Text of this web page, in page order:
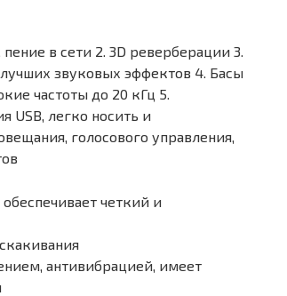
в сети 2. 3D реверберации 3.
звуковых эффектов 4. Басы
частоты до 20 кГц 5.
USB, легко носить и
голосового управления,
четкий и
антивибрацией, имеет